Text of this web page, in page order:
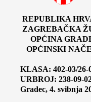
REPUBLIKA
ZAGREBAČKA
OPĆINA
OPĆINSKI
KLASA: 402-03/26-
URBROJ: 238-09-
Gradec, 4. svibnja